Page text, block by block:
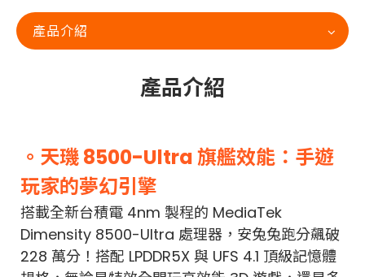
產品介紹
產品介紹
。天璣 8500-Ultra 旗艦效能：手遊
玩家的夢幻引擎
搭載全新台積電 4nm 製程的 MediaTek
Dimensity 8500-Ultra 處理器，安兔兔跑分飆破
228 萬分！搭配 LPDDR5X 與 UFS 4.1 頂級記憶體